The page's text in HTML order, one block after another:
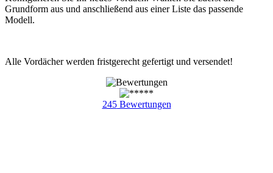
Grundform aus und anschließend aus einer Liste das passende
Modell.
Alle Vordächer werden fristgerecht gefertigt und versendet!
245Bewertungen